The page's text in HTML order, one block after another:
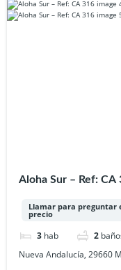
Aloha Sur – Ref: CA
Llamar para preguntar
precio
3 hab 2
Nueva Andalucía, 29660